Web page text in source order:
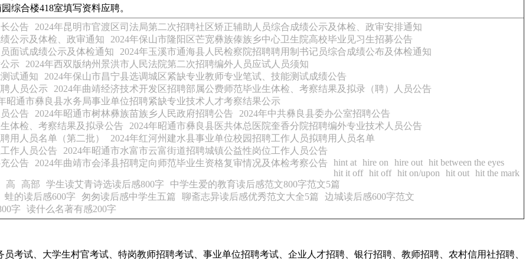
合楼418室填写资料应聘。
公告
2024年昆明市官渡区司法局第二次招聘社区矫正辅助人员综合成绩公示及体检、政审安排通知
公示及体检、政审通知
2024年保山市隆阳区芒宽彝族傣族乡中心卫生院高校毕业见习生招募公告
面试成绩公示及体检通知
2024年玉溪市通海县人民检察院招聘聘用制书记员综合成绩公布及体检通知
示
2024年西双版纳州景洪市人民法院第二次招聘编外人员应试人员须知
试通知
2024年保山市昌宁县选调城区紧缺专业教师专业笔试、技能测试成绩公告
人员公示
2024年曲靖经济技术开发区招聘部属公费师范毕业生体检、考察结果及拟录（聘）人员公告
昭通市彝良县水务局事业单位招聘紧缺专业技术人才考察结果公示
公告
2024年昭通市树林彝族苗族乡人民政府招聘公告
2024年中共彝良县委办公室招聘公告
体检、考察结果及拟录公告
2024年昭通市彝良县医共体总医院奎香分院招聘编外专业技术人员公告
用人员名单（第二批）
2024年红河州建水县事业单位校园招聘工作人员拟聘用人员名单
作人员公告
2024年昭通市水富市云富街道招聘城镇公益性岗位工作人员公告
公告
2024年曲靖市会泽县招聘定向师范毕业生资格复审情况及体检考察公告 hint at hire on hire out hit between the eyes
hit it off hit off hit on/upon hit out hit the mark
高
高部 学生读艾青诗选读后感800字
中学生爱的教育读后感范文800字范文5篇
蛙的读后感600字
匆匆读后感中学生五篇 聊斋志异读后感优秀范文大全5篇
边城读后感600字范文
字
读什么名著有感200字
考试、大学生村官考试、特岗教师招聘考试、事业单位招聘考试、企业人才招聘、银行招聘、教师招聘、农村信用社招聘、